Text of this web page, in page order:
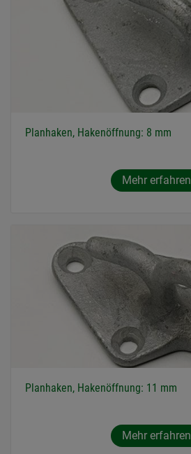
Planhaken, Hakenöffnung: 8 mm
Mehr erfahren
Planhaken, Hakenöffnung: 11 mm
Mehr erfahren